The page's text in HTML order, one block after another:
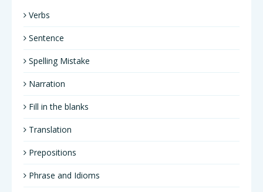
Verbs
Sentence
Spelling Mistake
Narration
Fill in the blanks
Translation
Prepositions
Phrase and Idioms